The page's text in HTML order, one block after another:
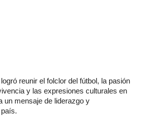
reunir el folclor del fútbol, la pasión
y las expresiones culturales en
un mensaje de liderazgo y